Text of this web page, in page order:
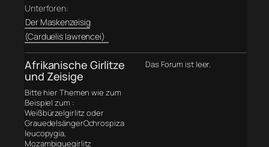
Unterforen:
Der Maskenzeisig
(Carduelis lawrencei)
Afrikanische Girlitze
und Zeisige
Bitte hier Themen wie zum
Beispiel zum :
Weißbürzelgirlitz oder
GrauedelsängerOchrospiza
leucopygia,
Mozambiquegirlitz
Das Forum ist leer.